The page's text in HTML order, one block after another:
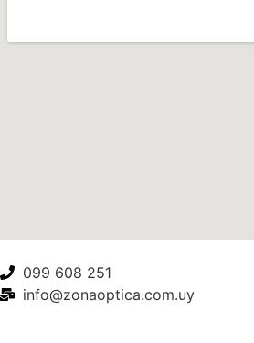
099 608 251
info@zonaoptica.com.uy